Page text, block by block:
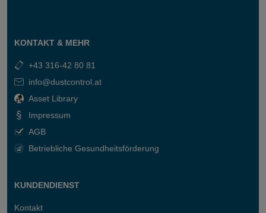
KONTAKT & MEHR
+43 316-42 80 81
info@dustcontrol.at
Asset Library
Impressum
AGB
Betriebliche Gesundheitsförderung
KUNDENDIENST
Kontakt